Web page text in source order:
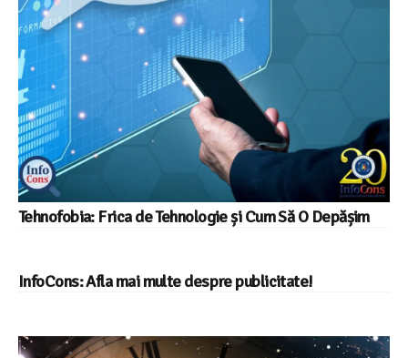
Tehnofobia: Frica de Tehnologie și Cum Să O Depășim
InfoCons: Afla mai multe despre publicitate!